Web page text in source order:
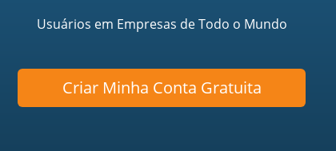
Usuários em Empresas de Todo o Mundo
Criar Minha Conta Gratuita